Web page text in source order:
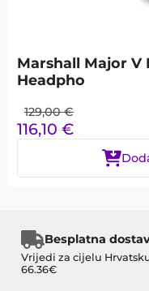
Marshall Major V
Headpho
129,00 €
116,10 €
Besplatna
Vrijedi za cijelu
66.36€